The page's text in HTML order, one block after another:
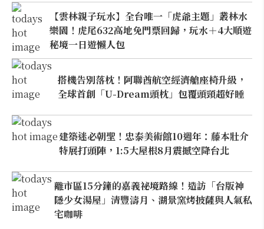
【雲林親子玩水】全台唯一「虎爺主題」叢林水
樂園！虎尾632高地免門票回歸，玩水＋4大順遊
秘境一日遊懶人包
搭機告別落枕！阿聯酋航空經濟艙座椅升級，
全球首創「U-Dream頭枕」包覆頭頸超好睡
建築迷必朝聖！忠泰美術館10週年：藤本壯介
特展打頭陣，1:5大屋根8月震撼空降台北
離市區15分鐘的嘉義祕境路線！造訪「台版神
隱少女湯屋」清豐濤月、湖景窯烤披薩與人氣私
宅咖啡